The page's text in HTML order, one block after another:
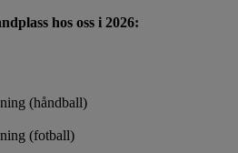
hos oss i 2026:
(håndball)
(fotball)